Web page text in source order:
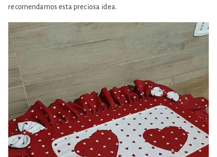
recomendamos esta preciosa idea.